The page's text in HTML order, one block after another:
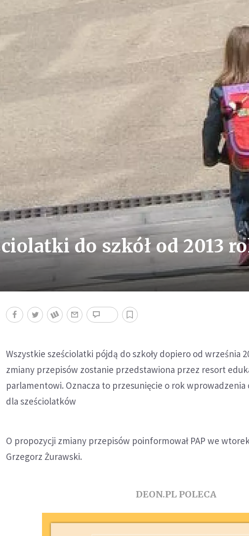
do szkół od 2013
Wszystkie sześciolatki pójdą do szkoły dopiero od września
zmiany przepisów zostanie przedstawiona przez resort
parlamentowi. Oznacza to przesunięcie o rok
dla sześciolatków
O propozycji zmiany przepisów poinformował PAP we
Grzegorz Żurawski.
DEON.PL POLECA